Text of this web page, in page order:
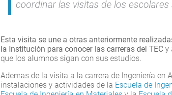
coordinar las visitas de los escolares
Esta visita se une a otras anteriormente
la Institución para conocer las carreras del TEC y
que los alumnos sigan con sus estudios.
Ademas de la visita a la carrera de Ingeniería en
instalaciones y actividades de la Escuela de